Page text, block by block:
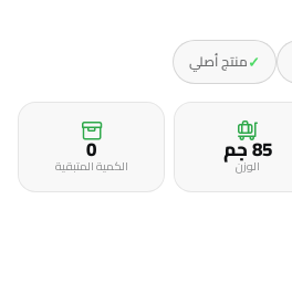
✓منتج أصلي
85 جمالوزن 0
الكمية المتبقية